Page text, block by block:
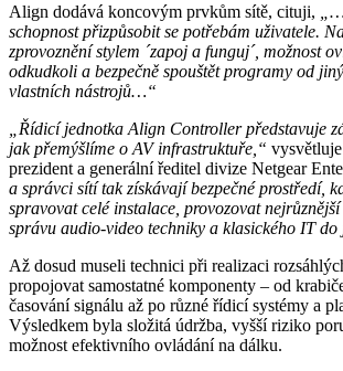
Align dodává koncovým prvkům sítě, cituji,
schopnost přizpůsobit se potřebám uživatele.
zprovoznění stylem ´zapoj a funguj´, možnost
odkudkoli a bezpečně spouštět programy od
vlastních nástrojů…“
„Řídicí jednotka Align Controller představuje
jak přemýšlíme o AV infrastruktuře,“ vysvětluje
prezident a generální ředitel divize Netgear
a správci sítí tak získávají bezpečné prostředí,
spravovat celé instalace, provozovat
správu audio-video techniky a klasického IT
Až dosud museli technici při realizaci
propojovat samostatné komponenty – od
časování signálu až po různé řídicí systémy a
Výsledkem byla složitá údržba, vyšší riziko
možnost efektivního ovládání na dálku.